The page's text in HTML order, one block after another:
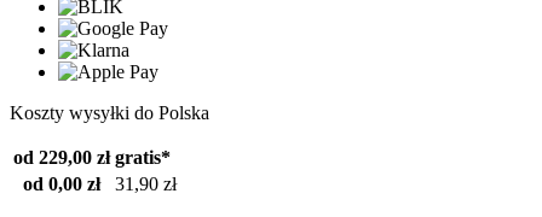
Koszty wysyłki do Polska
od 229,00 zł gratis*
od 0,00 zł
31,90 zł